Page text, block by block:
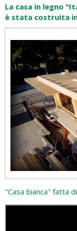
La casa in legno
è stata costruita
"Casa bianca" fatta